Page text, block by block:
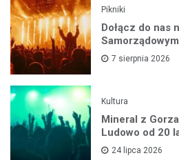
Pikniki
Dołącz do nas
7 sierpnia 2026
Kultura
Mineral z
Ludowo od 20
24 lipca 2026